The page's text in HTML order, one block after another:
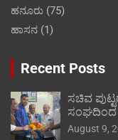
ಹನೂರು (75)
ಹಾಸನ (1)
Recent Posts
ಸಚಿವ
ಸಂಘದಿಂದ
August 9,